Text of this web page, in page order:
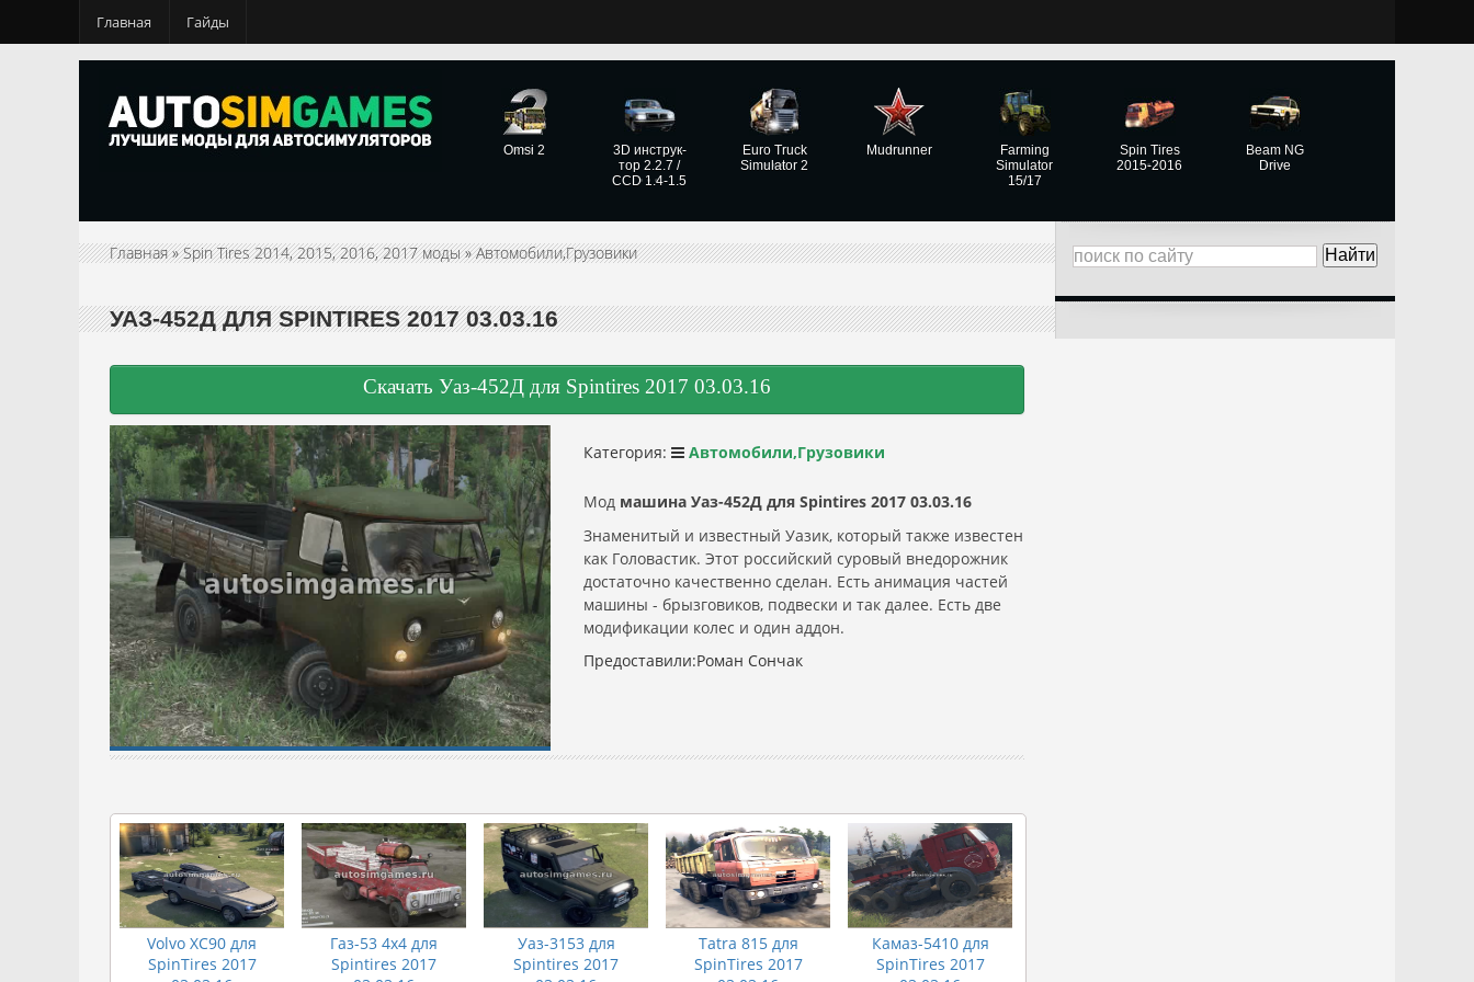
Главная Гайды
Omsi 2
3D инструк­
тор 2.2.7 /
CCD 1.4-1.5
Euro Truck
Simulator 2
Mudrunner
Farming
Simulator
15/17
Spin Tires
2015-2016
Beam NG
Drive
Главная»Spin Tires 2014, 2015, 2016, 2017 моды»Автомобили,Грузовики
УАЗ-452Д ДЛЯ SPINTIRES 2017 03.03.16
Скачать Уаз-452Д для Spintires 2017 03.03.16
Категория: Автомобили,Грузовики
Мод машина Уаз-452Д для Spintires 2017 03.03.16
Знаменитый и известный Уазик, который также известен
как Головастик. Этот российский суровый внедорожник
достаточно качественно сделан. Есть анимация частей
машины - брызговиков, подвески и так далее. Есть две
модификации колес и один аддон.
Предоставили:Роман Сончак
Volvo XC90 для
SpinTires 2017
Газ-53 4x4 для
Spintires 2017
Уаз-3153 для
Spintires 2017
Tatra 815 для
SpinTires 2017
Камаз-5410 для
SpinTires 2017